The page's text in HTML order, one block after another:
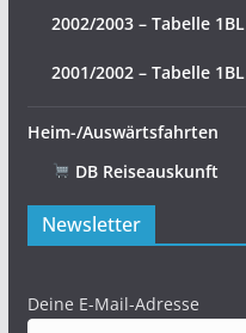
2002/2003 – Tabelle 1BL
2001/2002 – Tabelle 1BL
Heim-/Auswärtsfahrten
DB Reiseauskunft
Newsletter
Deine E-Mail-Adresse